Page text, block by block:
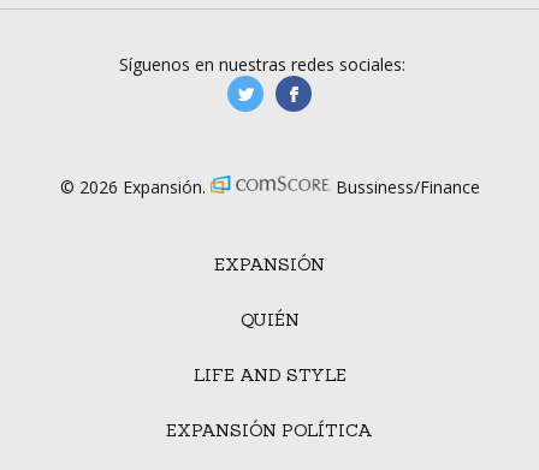
EXPANSIÓN
QUIÉN
LIFE AND STYLE
EXPANSIÓN POLÍTICA
Síguenos en nuestras redes sociales:
manufacturaGE
© 2026 Expansión. Bussiness/Finance